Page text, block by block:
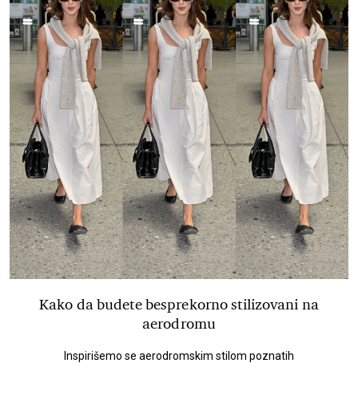
Kako da budete besprekorno stilizovani na
aerodromu
Inspirišemo se aerodromskim stilom poznatih